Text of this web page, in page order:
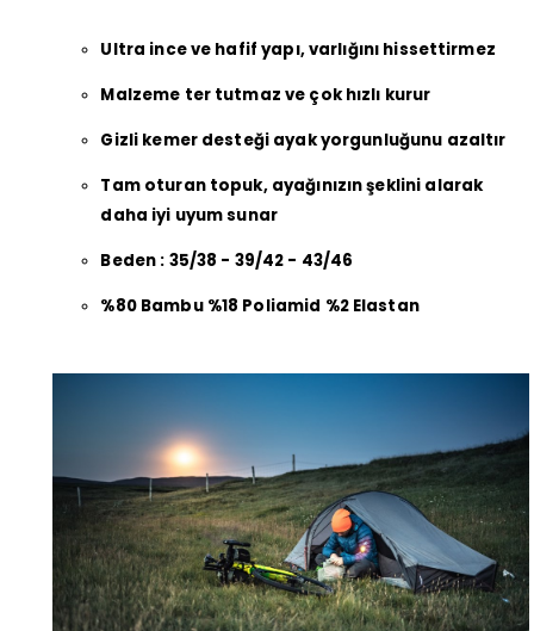
Ultra ince ve hafif yapı, varlığını hissettirmez
Malzeme ter tutmaz ve çok hızlı kurur
Gizli kemer desteği ayak yorgunluğunu azaltır
Tam oturan topuk, ayağınızın şeklini alarak
daha iyi uyum sunar
Beden : 35/38 - 39/42 - 43/46
%80 Bambu %18 Poliamid %2 Elastan